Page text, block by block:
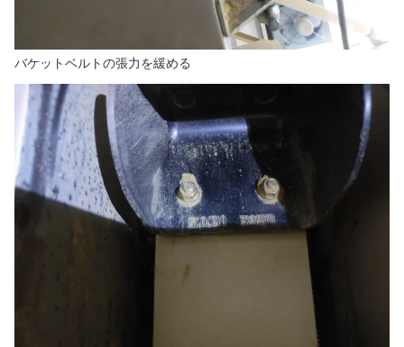
バケットベルトの張力を緩める